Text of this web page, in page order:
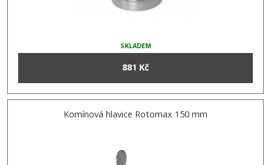
SKLADEM
881 Kč
Komínová hlavice Rotomax 150 mm